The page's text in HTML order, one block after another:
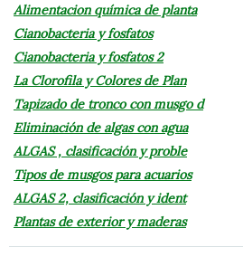
Alimentacion química de planta
Cianobacteria y fosfatos
Cianobacteria y fosfatos 2
La Clorofila y Colores de Plan
Tapizado de tronco con musgo d
Eliminación de algas con agua
ALGAS , clasificación y proble
Tipos de musgos para acuarios
ALGAS 2, clasificación y ident
Plantas de exterior y maderas